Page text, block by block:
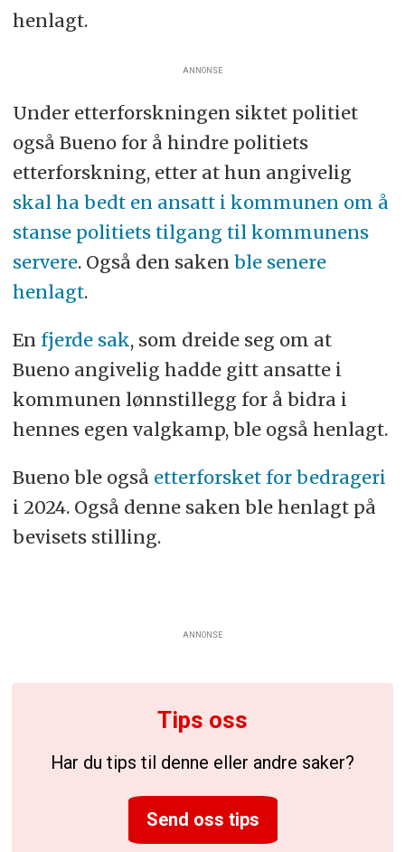
henlagt.
ANNONSE
Under etterforskningen siktet politiet
også Bueno for å hindre politiets
etterforskning, etter at hun angivelig
skal ha bedt en ansatt i kommunen om å
stanse politiets tilgang til kommunens
servere. Også den saken ble senere
henlagt.
En fjerde sak, som dreide seg om at
Bueno angivelig hadde gitt ansatte i
kommunen lønnstillegg for å bidra i
hennes egen valgkamp, ble også henlagt.
Bueno ble også etterforsket for bedrageri
i 2024. Også denne saken ble henlagt på
bevisets stilling.
ANNONSE
Tips oss
Har du tips til denne eller andre saker?
Send oss tips